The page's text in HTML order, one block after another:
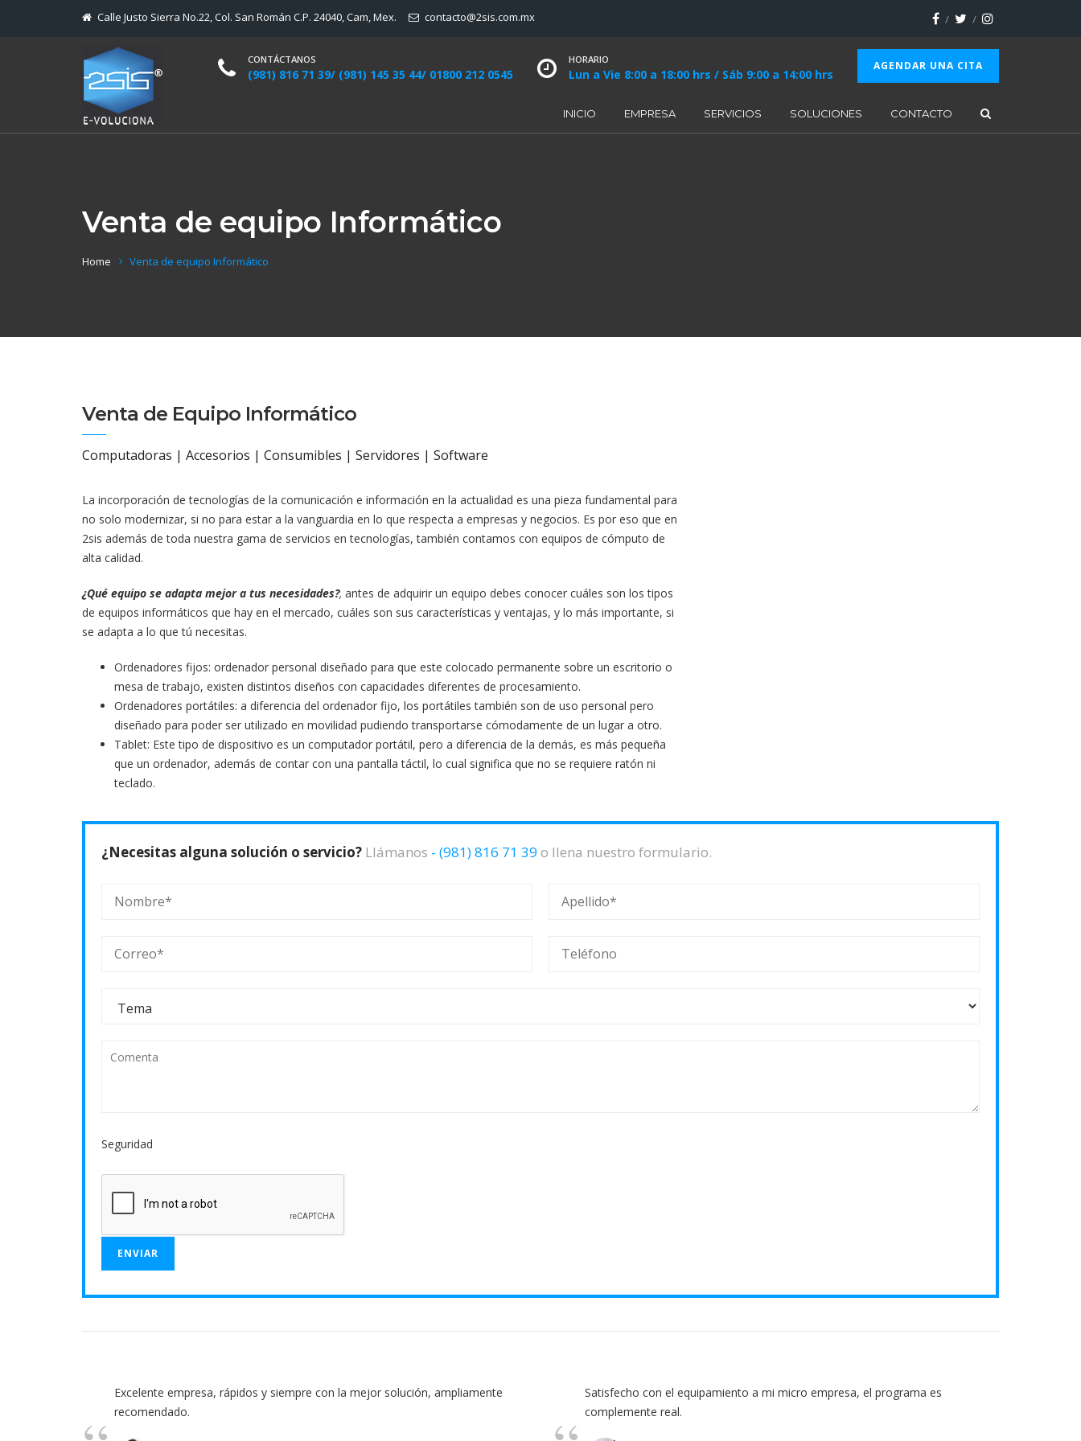
Calle Justo Sierra No.22, Col. San Román C.P. 24040, Cam, Mex. contacto@2sis.com.mx
CONTÁCTANOS
(981) 816 71 39/ (981) 145 35 44/ 01800 212 0545
HORARIO
Lun a Vie 8:00 a 18:00 hrs / Sáb 9:00 a 14:00 hrs
AGENDAR UNA CITA
INICIO EMPRESA SERVICIOS SOLUCIONES CONTACTO
Venta de equipo Informático
Home Venta de equipo Informático
Venta de Equipo Informático
Computadoras | Accesorios | Consumibles | Servidores | Software
La incorporación de tecnologías de la comunicación e información en la actualidad es una pieza fundamental para
no solo modernizar, si no para estar a la vanguardia en lo que respecta a empresas y negocios. Es por eso que en
2sis además de toda nuestra gama de servicios en tecnologías, también contamos con equipos de cómputo de
alta calidad.
¿Qué equipo se adapta mejor a tus necesidades?, antes de adquirir un equipo debes conocer cuáles son los tipos
de equipos informáticos que hay en el mercado, cuáles son sus características y ventajas, y lo más importante, si
se adapta a lo que tú necesitas.
Ordenadores fijos: ordenador personal diseñado para que este colocado permanente sobre un escritorio o
mesa de trabajo, existen distintos diseños con capacidades diferentes de procesamiento.
Ordenadores portátiles: a diferencia del ordenador fijo, los portátiles también son de uso personal pero
diseñado para poder ser utilizado en movilidad pudiendo transportarse cómodamente de un lugar a otro.
Tablet: Este tipo de dispositivo es un computador portátil, pero a diferencia de la demás, es más pequeña
que un ordenador, además de contar con una pantalla táctil, lo cual significa que no se requiere ratón ni
teclado.
¿Necesitas alguna solución o servicio? Llámanos - (981) 816 71 39 o llena nuestro formulario.
Seguridad
Excelente empresa, rápidos y siempre con la mejor solución, ampliamente
recomendado.
Satisfecho con el equipamiento a mi micro empresa, el programa es
complemente real.